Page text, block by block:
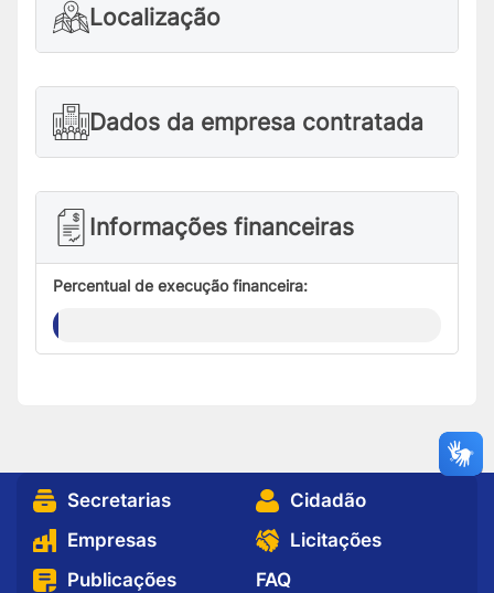
Localização
Dados da empresa contratada
Informações financeiras
Percentual de execução financeira:
Secretarias
Cidadão
Empresas
Licitações
Publicações
FAQ